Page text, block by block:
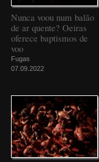
Nunca voou num balão
de ar quente? Oeiras
oferece baptismos de
voo
Fugas
07.09.2022